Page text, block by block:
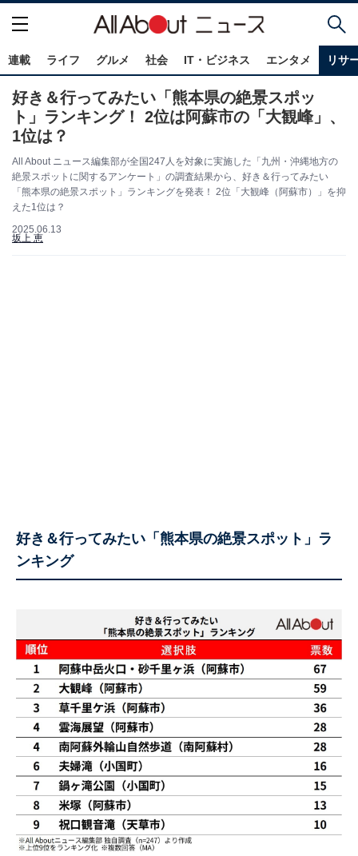
連載 ライフ グルメ 社会 IT・ビジネス エンタメ リサ
好き＆行ってみたい「熊本県の絶景スポッ
ト」ランキング！ 2位は阿蘇市の「大観峰」、
1位は？
All About ニュース編集部が全国247人を対象に実施した「九州・沖縄地方の
絶景スポットに関するアンケート」の調査結果から、好き＆行ってみたい
「熊本県の絶景スポット」ランキングを発表！ 2位「大観峰（阿蘇市）」を抑
えた1位は？
2025.06.13
坂上 恵
好き＆行ってみたい「熊本県の絶景スポット」ラ
ンキング